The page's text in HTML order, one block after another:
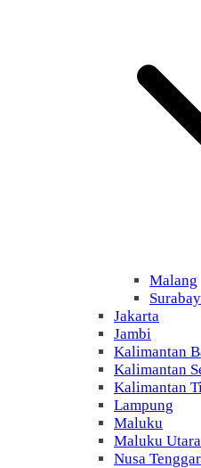
Malang
Jakarta
Jambi
Kalimantan
Kalimantan
Kalimantan
Lampung
Maluku
Maluku Utara
Nusa